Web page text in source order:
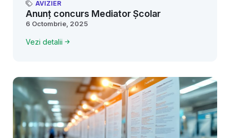
AVIZIER
Anunț concurs Mediator Școlar
6 Octombrie, 2025
Vezi detalii